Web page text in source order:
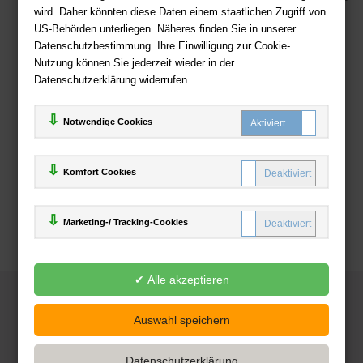
wird. Daher könnten diese Daten einem staatlichen Zugriff von
US-Behörden unterliegen. Näheres finden Sie in unserer
Datenschutzbestimmung. Ihre Einwilligung zur Cookie-
Nutzung können Sie jederzeit wieder in der
Datenschutzerklärung widerrufen.
Notwendige Cookies
Komfort Cookies
Marketing-/ Tracking-Cookies
Zahlweisen
Deutsche-Buchhandlung.de
www.deutsche-buchhandlung.de ist ein Angebot der
Handelsgesellschaft mbH
Powered by Inooga